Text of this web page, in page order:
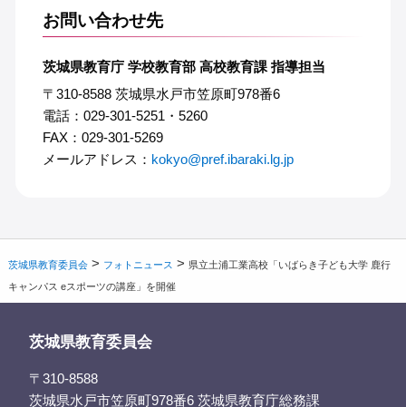
お問い合わせ先
茨城県教育庁 学校教育部 高校教育課 指導担当
〒310-8588 茨城県水戸市笠原町978番6
電話：029-301-5251・5260
FAX：029-301-5269
メールアドレス： kokyo@pref.ibaraki.lg.jp
茨城県教育委員会 > フォトニュース > 県立土浦工業高校「いばらき子ども大学 鹿行
キャンパス eスポーツの講座」を開催
茨城県教育委員会
〒310-8588
茨城県水戸市笠原町978番6 茨城県教育庁総務課